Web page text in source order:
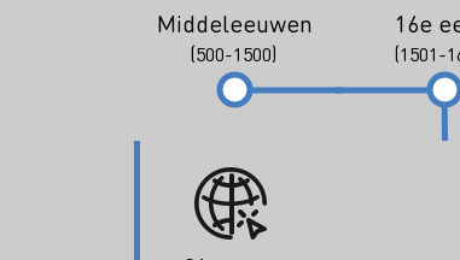
Middeleeuwen
(500-1500)
16e
(1501-